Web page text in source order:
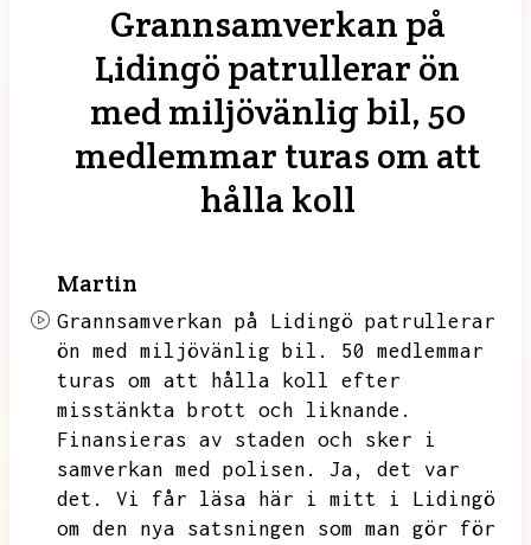
Grannsamverkan på
Lidingö patrullerar ön
med miljövänlig bil, 50
medlemmar turas om att
hålla koll
Martin
Grannsamverkan på Lidingö patrullerar
ön med miljövänlig bil.
50 medlemmar
turas om att hålla koll efter
misstänkta brott och liknande.
Finansieras av staden och sker i
samverkan med polisen.
Ja,
det var
det.
Vi får läsa här i mitt i Lidingö
om den nya satsningen som man gör för